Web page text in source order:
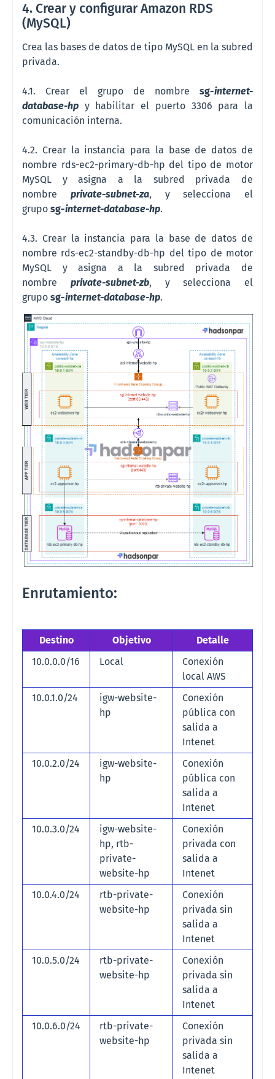
4. Crear y configurar Amazon RDS
(MySQL)
Crea las bases de datos de tipo MySQL en la subred
privada.
4.1. Crear el grupo de nombre sg-internet-
database-hp y habilitar el puerto 3306 para la
comunicación interna.
4.2. Crear la instancia para la base de datos de
nombre rds-ec2-primary-db-hp del tipo de motor
MySQL y asigna a la subred privada de
nombre private-subnet-za, y selecciona el
grupo sg-internet-database-hp.
4.3. Crear la instancia para la base de datos de
nombre rds-ec2-standby-db-hp del tipo de motor
MySQL y asigna a la subred privada de
nombre private-subnet-zb, y selecciona el
grupo sg-internet-database-hp.
Enrutamiento:
Destino Objetivo
Detalle
10.0.0.0/16
Local
Conexión
local AWS
10.0.1.0/24
igw-website-
hp
Conexión
pública con
salida a
Intenet
10.0.2.0/24
igw-website-
hp
Conexión
pública con
salida a
Intenet
10.0.3.0/24
igw-website-
hp, rtb-
private-
website-hp
Conexión
privada con
salida a
Intenet
10.0.4.0/24
rtb-private-
website-hp
Conexión
privada sin
salida a
Intenet
10.0.5.0/24
rtb-private-
website-hp
Conexión
privada sin
salida a
Intenet
10.0.6.0/24
rtb-private-
website-hp
Conexión
privada sin
salida a
Intenet